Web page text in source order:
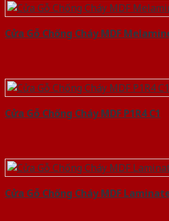
Cửa Gỗ Chống Cháy MDF
Cửa Gỗ Chống Cháy MDF P1R4 C1
Cửa Gỗ Chống Cháy MDF